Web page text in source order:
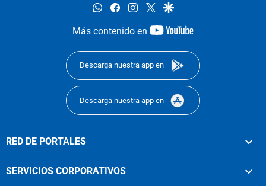
whatsappfacebookinstagram
twittergoogle
Más contenido en
youtube-
Descarga nuestra app en
Descarga nuestra app en
RED DE PORTALES
SERVICIOS CORPORATIVOS